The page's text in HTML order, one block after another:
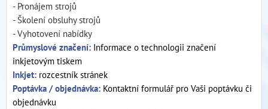
- Pronájem strojů
- Školení obsluhy strojů
- Vyhotovení nabídky
Průmyslové značení: Informace o technologii značení
inkjetovým tiskem
Inkjet: rozcestník stránek
Poptávka / objednávka: Kontaktní formulář pro Vaši poptávku či
objednávku